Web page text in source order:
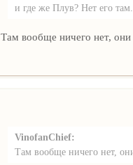
и где же Плув? Нет его там.
Там вообще ничего нет, они
VinofanChief:
Там вообще ничего нет,